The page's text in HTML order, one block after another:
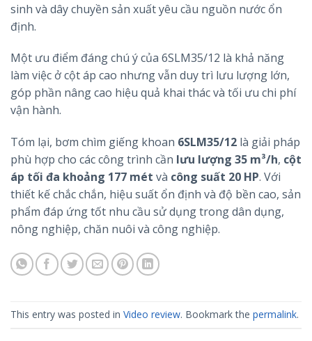
sinh và dây chuyền sản xuất yêu cầu nguồn nước ổn
định.
Một ưu điểm đáng chú ý của 6SLM35/12 là khả năng
làm việc ở cột áp cao nhưng vẫn duy trì lưu lượng lớn,
góp phần nâng cao hiệu quả khai thác và tối ưu chi phí
vận hành.
Tóm lại, bơm chìm giếng khoan 6SLM35/12 là giải pháp
phù hợp cho các công trình cần lưu lượng 35 m³/h, cột
áp tối đa khoảng 177 mét và công suất 20 HP. Với
thiết kế chắc chắn, hiệu suất ổn định và độ bền cao, sản
phẩm đáp ứng tốt nhu cầu sử dụng trong dân dụng,
nông nghiệp, chăn nuôi và công nghiệp.
This entry was posted in Video review. Bookmark the permalink.